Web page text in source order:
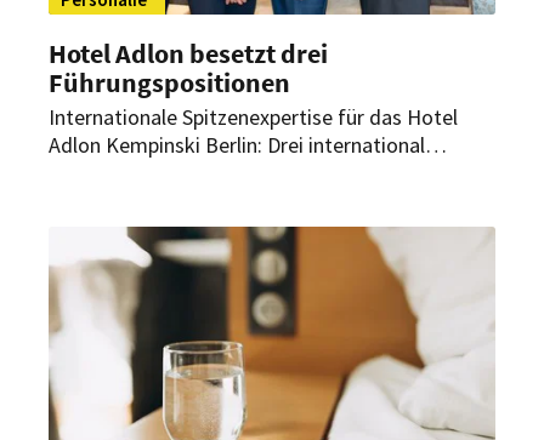
Hotel Adlon besetzt drei
Führungspositionen
Internationale Spitzenexpertise für das Hotel
Adlon Kempinski Berlin: Drei international
übernehmen Schlüsselpositionen in den
Bereichen Gastronomie, Rooms Division und
Personal.